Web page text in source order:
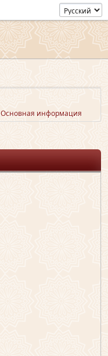
Основная информация